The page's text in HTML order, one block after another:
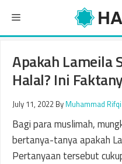
content
Menu
Apakah Lameila
Halal? Ini
July 11, 2022 By Muhammad
Bagi para muslimah,
bertanya-tanya apakah
Pertanyaan tersebut